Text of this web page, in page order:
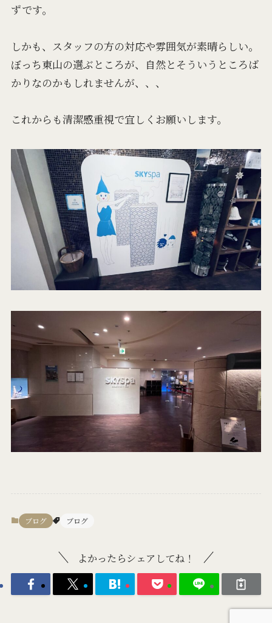
ずです。
しかも、スタッフの方の対応や雰囲気が素晴らしい。
ぼっち東山の選ぶところが、自然とそういうところば
かりなのかもしれませんが、、、
これからも清潔感重視で宜しくお願いします。
ブログ ブログ
よかったらシェアしてね！